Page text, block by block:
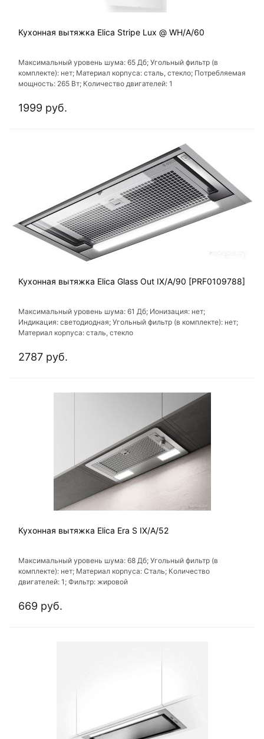
Кухонная вытяжка Elica Stripe Lux @ WH/A/60
Максимальный уровень шума: 65 Дб; Угольный фильтр (в
комплекте): нет; Материал корпуса: сталь, стекло; Потребляемая
мощность: 265 Вт; Количество двигателей: 1
1999 руб.
Кухонная вытяжка Elica Glass Out IX/A/90 [PRF0109788]
Максимальный уровень шума: 61 Дб; Ионизация: нет;
Индикация: светодиодная; Угольный фильтр (в комплекте): нет;
Материал корпуса: сталь, стекло
2787 руб.
Кухонная вытяжка Elica Era S IX/A/52
Максимальный уровень шума: 68 Дб; Угольный фильтр (в
комплекте): нет; Материал корпуса: Сталь; Количество
двигателей: 1; Фильтр: жировой
669 руб.